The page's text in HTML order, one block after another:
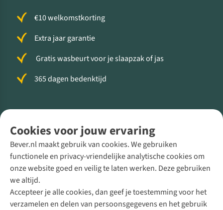
Cookies voor jouw ervaring
Bever.nl maakt gebruik van cookies. We gebruiken
functionele en privacy-vriendelijke analytische cookies om
onze website goed en veilig te laten werken. Deze gebruiken
we altijd.
Accepteer je alle cookies, dan geef je toestemming voor het
verzamelen en delen van persoonsgegevens en het gebruik
€10 welkomstkorting
Extra jaar garantie
Gratis wasbeurt voor je slaapzak of jas
365 dagen bedenktijd
Direct advies van een Buitenexpert
+31 (0)85 888 50 88